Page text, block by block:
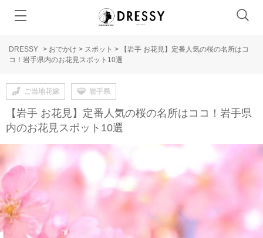
DRESSY > おでかけ > スポット >
【岩手 お花見】定番人気の桜の名所はコ
コ！岩手県内のお花見スポット10選
ご当地花嫁 岩手県
【岩手 お花見】定番人気の桜の名所はココ！岩手県
内のお花見スポット10選